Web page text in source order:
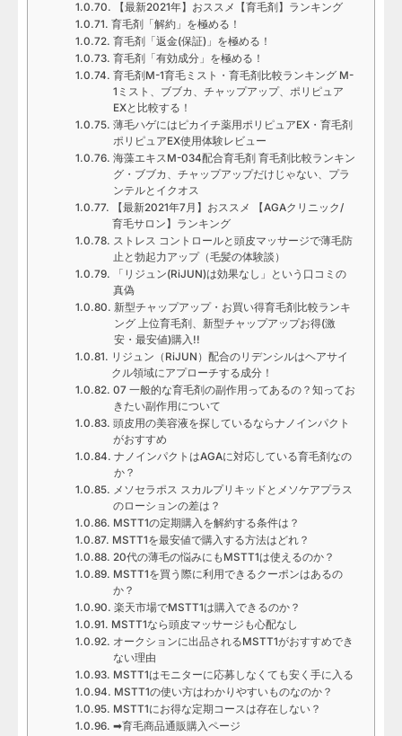
【最新2021年】おススメ【育毛剤】ランキング
育毛剤「解約」を極める！
育毛剤「返金(保証)」を極める！
育毛剤「有効成分」を極める！
育毛剤M-1育毛ミスト・育毛剤比較ランキング M-
1ミスト、ブブカ、チャップアップ、ポリピュア
EXと比較する！
薄毛ハゲにはピカイチ薬用ポリピュアEX・育毛剤
ポリピュアEX使用体験レビュー
海藻エキスM-034配合育毛剤 育毛剤比較ランキン
グ・ブブカ、チャップアップだけじゃない、プラ
ンテルとイクオス
【最新2021年7月】おススメ 【AGAクリニック/
育毛サロン】ランキング
ストレス コントロールと頭皮マッサージで薄毛防
止と勃起力アップ（毛髪の体験談）
「リジュン(RiJUN)は効果なし」という口コミの
真偽
新型チャップアップ・お買い得育毛剤比較ランキ
ング 上位育毛剤、新型チャップアップお得(激
安・最安値)購入!!
リジュン（RiJUN）配合のリデンシルはヘアサイ
クル領域にアプローチする成分！
07 一般的な育毛剤の副作用ってあるの？知ってお
きたい副作用について
頭皮用の美容液を探しているならナノインパクト
がおすすめ
ナノインパクトはAGAに対応している育毛剤なの
か？
メソセラポス スカルプリキッドとメソケアプラス
のローションの差は？
MSTT1の定期購入を解約する条件は？
MSTT1を最安値で購入する方法はどれ？
20代の薄毛の悩みにもMSTT1は使えるのか？
MSTT1を買う際に利用できるクーポンはあるの
か？
楽天市場でMSTT1は購入できるのか？
MSTT1なら頭皮マッサージも心配なし
オークションに出品されるMSTT1がおすすめでき
ない理由
MSTT1はモニターに応募しなくても安く手に入る
MSTT1の使い方はわかりやすいものなのか？
MSTT1にお得な定期コースは存在しない？
➡育毛商品通販購入ページ